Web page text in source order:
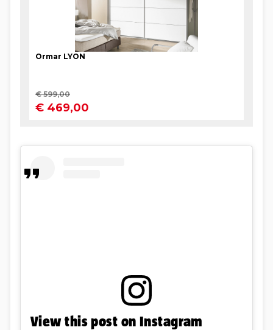
View this post on Instagram